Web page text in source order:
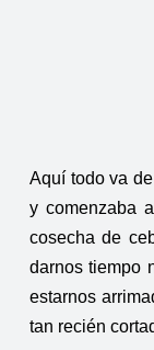
Aquí todo va
y comenzaba
cosecha de
darnos tiempo
estarnos
tan recién